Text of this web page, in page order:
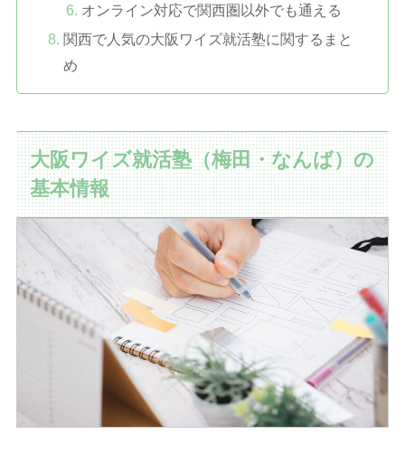
オンライン対応で関西圏以外でも通える
関西で人気の大阪ワイズ就活塾に関するまと
め
大阪ワイズ就活塾（梅田・なんば）の
基本情報